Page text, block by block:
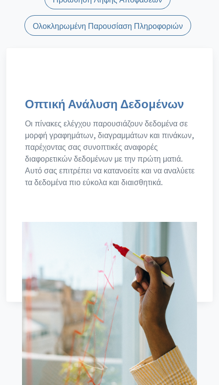
Ολοκληρωμένη Παρουσίαση Πληροφοριών
Οπτική Ανάλυση Δεδομένων
Οι πίνακες ελέγχου παρουσιάζουν δεδομένα σε
μορφή γραφημάτων, διαγραμμάτων και πινάκων,
παρέχοντας σας συνοπτικές αναφορές
διαφορετικών δεδομένων με την πρώτη ματιά.
Αυτό σας επιτρέπει να κατανοείτε και να αναλύετε
τα δεδομένα πιο εύκολα και διαισθητικά.